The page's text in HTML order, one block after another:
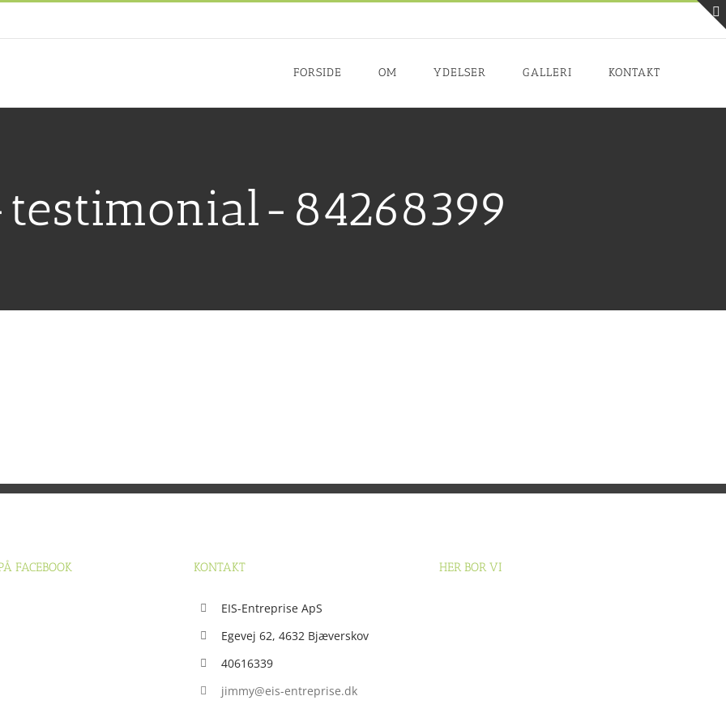
FORSIDE OM YDELSER GALLERI KONTAKT
84268399
FACEBOOK KONTAKT
EIS-Entreprise ApS
Egevej 62, 4632 Bjæverskov
40616339
jimmy@eis-entreprise.dk
HER BOR VI